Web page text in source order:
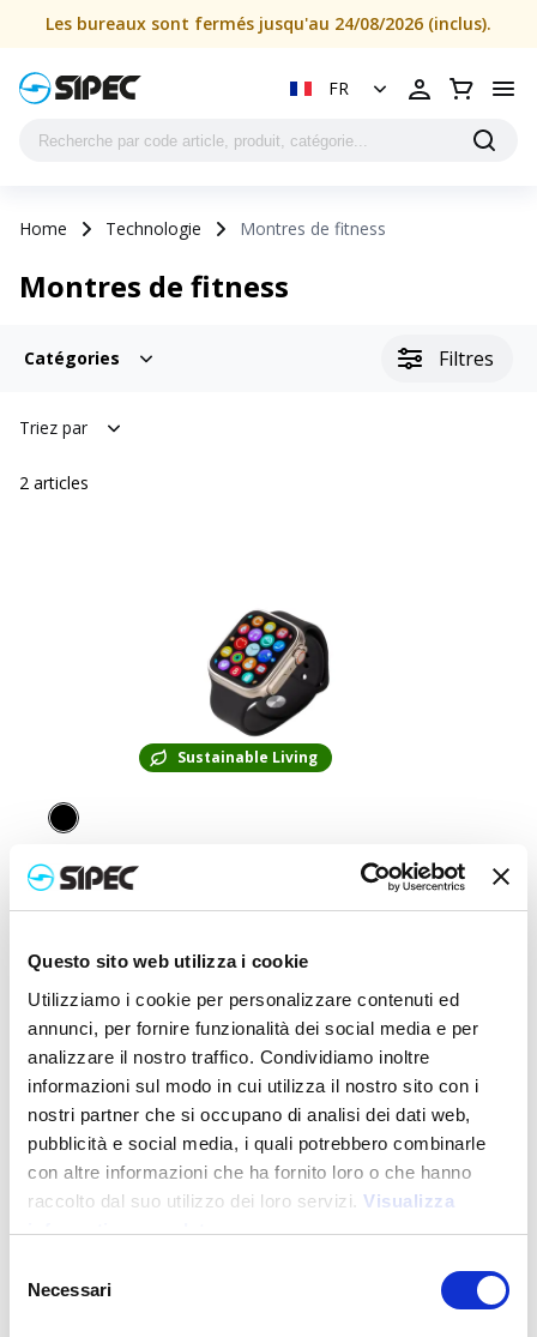
Questo sito web utilizza i cookie
Utilizziamo i cookie per personalizzare contenuti ed
annunci, per fornire funzionalità dei social media e per
analizzare il nostro traffico. Condividiamo inoltre
informazioni sul modo in cui utilizza il nostro sito con i
nostri partner che si occupano di analisi dei dati web,
pubblicità e social media, i quali potrebbero combinarle
con altre informazioni che ha fornito loro o che hanno
raccolto dal suo utilizzo dei loro servizi. Visualizza
informativa completa
delNecessari
Les bureaux sont fermés jusqu'au 24/08/2026 (inclus).
FR
Home Technologie Montres de fitness
Montres de fitness
Catégories Filtres
Triez par
2 articles
Sustainable Living
24408
Fitness tracker avec bracelet en TPU recyclé
Prix :